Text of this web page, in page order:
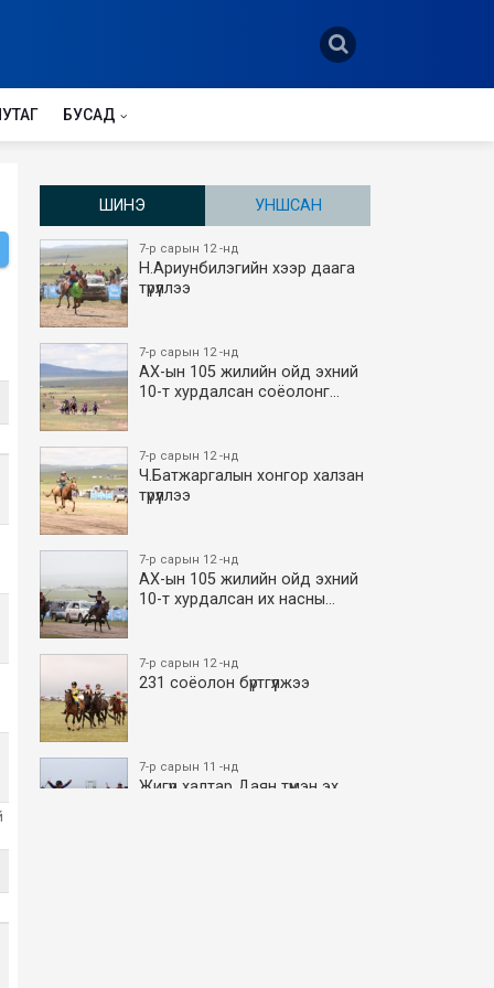
БУСАД
ШИНЭ УНШСАН
7-р сарын 12 -нд
Н.Ариунбилэгийн хээр даага
түрүүллээ
7-р сарын 12 -нд
АХ-ын 105 жилийн ойд эхний
10-т хурдалсан соёолонг…
7-р сарын 12 -нд
Ч.Батжаргалын хонгор халзан
түрүүллээ
7-р сарын 12 -нд
АХ-ын 105 жилийн ойд эхний
10-т хурдалсан их насны…
7-р сарын 12 -нд
231 соёолон бүртгүүлжээ
7-р сарын 11 -нд
Жигүүр халтар Даян түмэн эх